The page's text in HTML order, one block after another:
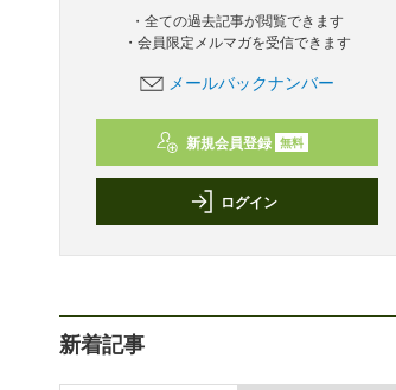
・全ての過去記事が閲覧できます
・会員限定メルマガを受信できます
メールバックナンバー
新規会員登録 無料
ログイン
新着記事